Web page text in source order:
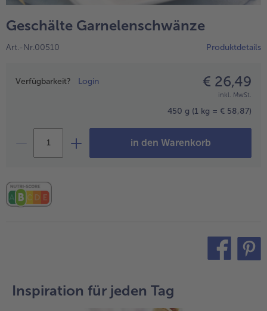
alle Obst
alle Süße Vielfalt
Confiserie & Feinkost
alle Küchenhelfer
Geschälte Garnelenschwänze
Art.-Nr.00510 Produktdetails
Preisangabe
Verfügbarkeit? Login € 26,49
inkl. MwSt.
450 g (1 kg = € 58,87)
in den Warenkorb
Inspiration für jeden Tag